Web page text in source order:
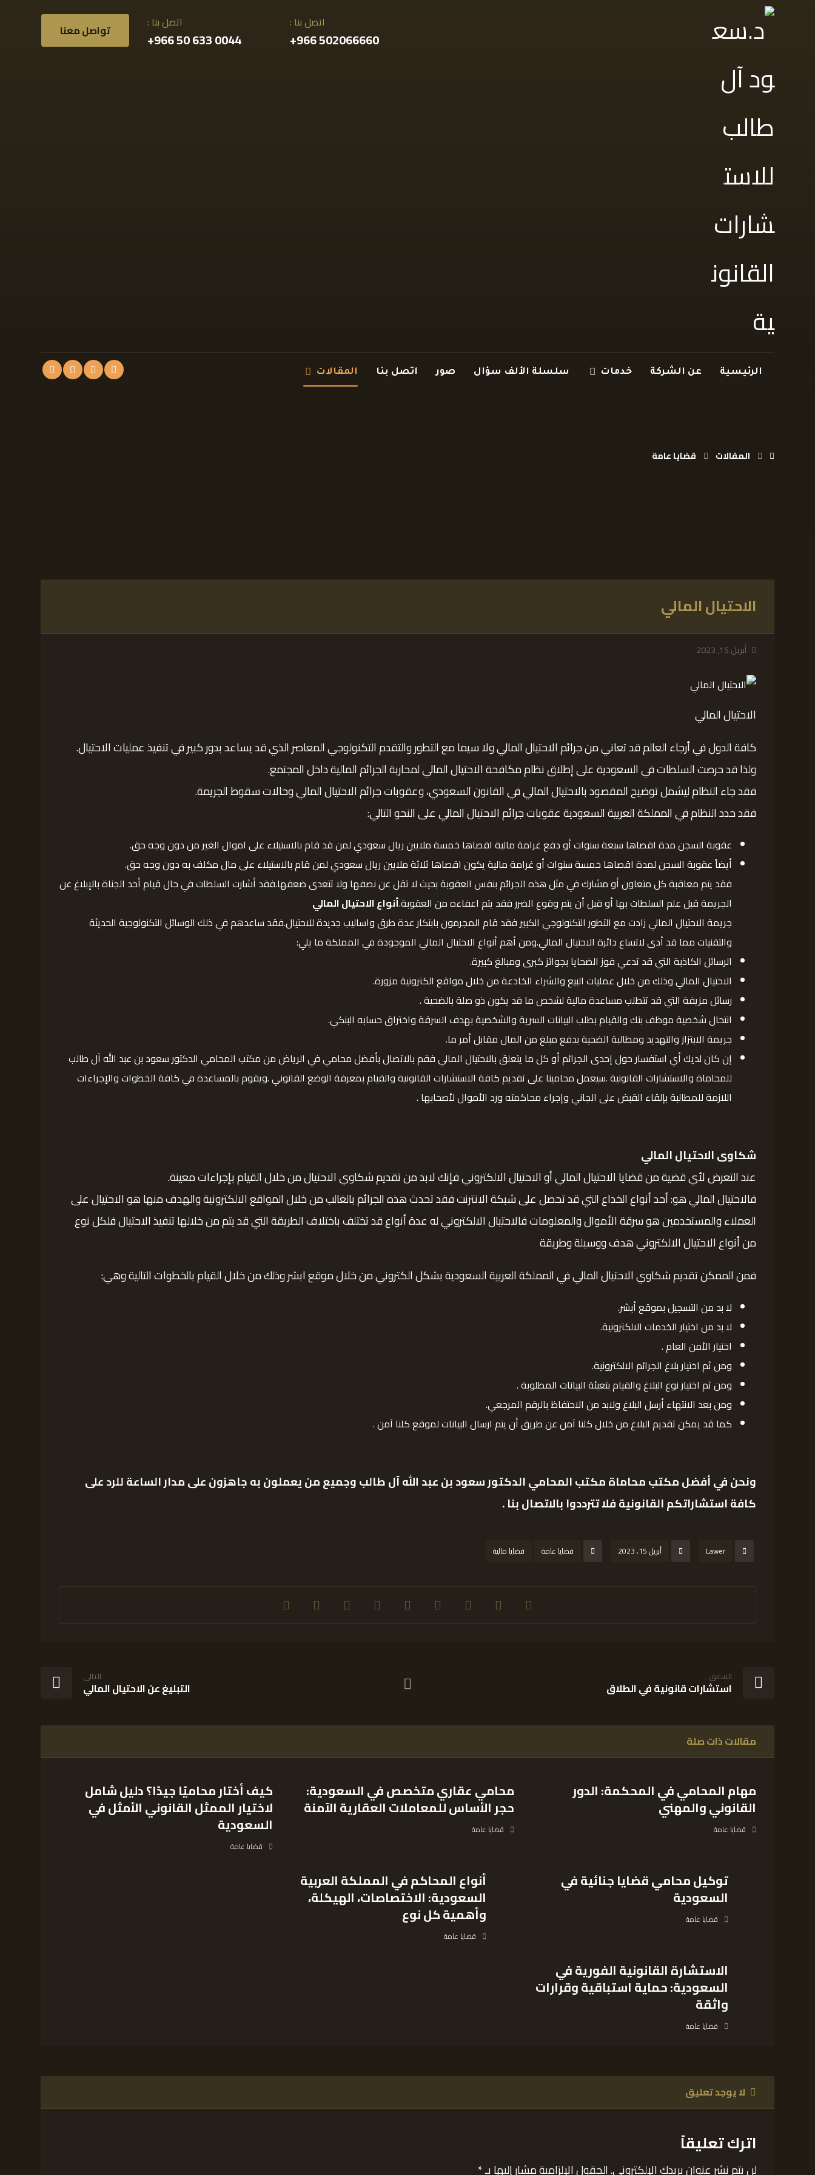
تواصل معنا اتصل بنا :
0044 633 50 966+
اتصل بنا :
502066660 966+
الرئيسية عن الشركة خدمات سلسلة الألف سؤال صور اتصل بنا المقالات
المقالات قضايا عامة
الاحتيال المالي
أبريل 15, 2023
الاحتيال المالي
كافة الدول في أرجاء العالم قد تعاني من جرائم الاحتيال المالي ولا سيما مع التطور والتقدم التكنولوجي المعاصر الذي قد يساعد بدور كبير في تنفيذ عمليات الاحتيال.
ولذا قد حرصت السلطات في السعودية على إطلاق نظام مكافحة الاحتيال المالي لمحاربة الجرائم المالية داخل المجتمع.
فقد جاء النظام ليشمل توضيح المقصود بالاحتيال المالي في القانون السعودي، وعقوبات جرائم الاحتيال المالي وحالات سقوط الجريمة.
فقد حدد النظام في المملكة العربية السعودية عقوبات جرائم الاحتيال المالي على النحو التالي:
عقوبة السجن مدة اقصاها سبعة سنوات أو دفع غرامة مالية اقصاها خمسة ملايين ريال سعودي لمن قد قام بالاستيلاء على اموال الغير من دون وجه حق.
أيضاً عقوبة السجن لمدة اقصاها خمسة سنوات أو غرامة مالية يكون اقصاها ثلاثة ملايين ريال سعودي لمن قام بالاستيلاء على مال مكلف به دون وجه حق.
فقد يتم معاقبة كل متعاون أو مشارك في مثل هذه الجرائم بنفس العقوبة بحيث لا تقل عن نصفها ولا تتعدى ضعفها.فقد أشارت السلطات في حال قيام أحد الجناة بالإبلاغ عن
الجريمة قبل علم السلطات بها أو قبل أن يتم وقوع الضرر فقد يتم اعفاءه من العقوبة.أنواع الاحتيال المالي
جريمة الاحتيال المالي زادت مع التطور التكنولوجي الكبير فقد قام المجرمون بابتكار عدة طرق واساليب جديدة للاحتيال.فقد ساعدهم في ذلك الوسائل التكنولوجية الحديثة
والتقنيات مما قد أدى لاتساع دائرة الاحتيال المالي.ومن أهم أنواع الاحتيال المالي الموجودة في المملكة ما يلي:
الرسائل الكاذبة التي قد تدعي فوز الضحايا بجوائز كبرى ومبالغ كبيرة.
الاحتيال المالي وذلك من خلال عمليات البيع والشراء الخادعة من خلال مواقع الكترونية مزورة.
رسائل مزيفة التي قد تتطلب مساعدة مالية لشخص ما قد يكون ذو صلة بالضحية .
انتحال شخصية موظف بنك والقيام بطلب البيانات السرية والشخصية بهدف السرقة واختراق حسابه البنكي.
جريمة الابتزاز والتهديد ومطالبة الضحية بدفع مبلغ من المال مقابل أمر ما.
إن كان لديك أي استفسار حول إحدى الجرائم أو كل ما يتعلق بالاحتيال المالي فقم بالاتصال بأفضل محامي في الرياض من مكتب المحامي الدكتور سعود بن عبد الله آل طالب
للمحاماة والاستشارات القانونية .سيعمل محامينا على تقديم كافة الاستشارات القانونية والقيام بمعرفة الوضع القانوني .ويقوم بالمساعدة في كافة الخطوات والإجراءات
اللازمة للمطالبة بإلقاء القبض على الجاني وإجراء محاكمته ورد الأموال لأصحابها .
شكاوى الاحتيال المالي
عند التعرض لأي قضية من قضايا الاحتيال المالي أو الاحتيال الالكتروني فإنك لابد من تقديم شكاوي الاحتيال من خلال القيام بإجراءات معينة.
فالاحتيال المالي هو: أحد أنواع الخداع التي قد تحصل على شبكة الانترنت فقد تحدث هذه الجرائم بالغالب من خلال المواقع الالكترونية والهدف منها هو الاحتيال على
العملاء والمستخدمين هو سرقة الأموال والمعلومات فالاحتيال الالكتروني له عدة أنواع قد تختلف باختلاف الطريقة التي قد يتم من خلالها تنفيذ الاحتيال فلكل نوع
من أنواع الاحتيال الالكتروني هدف ووسيلة وطريقة
فمن الممكن تقديم شكاوي الاحتيال المالي في المملكة العربية السعودية بشكل الكتروني من خلال موقع ابشر وذلك من خلال القيام بالخطوات التالية وهي:
لا بد من التسجيل بموقع أبشر.
لا بد من اختيار الخدمات الالكترونية.
اختيار الأمن العام .
ومن ثم اختيار بلاغ الجرائم الالكترونية.
ومن ثم اختيار نوع البلاغ والقيام بتعبئة البيانات المطلوبة .
ومن بعد الانتهاء أرسل البلاغ ولابد من الاحتفاظ بالرقم المرجعي.
كما قد يمكن تقديم البلاغ من خلال كلنا آمن عن طريق أن يتم ارسال البيانات لموقع كلنا آمن .
ونحن في أفضل مكتب محاماةمكتب المحامي الدكتور سعود بن عبد الله آل طالبوجميع من يعملون به جاهزون على مدار الساعة للرد على
كافة استشاراتكم القانونية فلا تترددوا بالاتصال بنا .
Lawer أبريل 15, 2023 قضايا عامة قضايا مالية
السابق
استشارات قانونية في الطلاق
التالى
التبليغ عن الاحتيال المالي
مقالات ذات صلة
مهام المحامي في المحكمة: الدور
القانوني والمهني
قضايا عامة
محامي عقاري متخصص في السعودية:
حجر الأساس للمعاملات العقارية الآمنة
قضايا عامة
كيف أختار محاميًا جيدًا؟ دليل شامل
لاختيار الممثل القانوني الأمثل في
السعودية
قضايا عامة
توكيل محامي قضايا جنائية في
السعودية
قضايا عامة
أنواع المحاكم في المملكة العربية
السعودية: الاختصاصات، الهيكلة،
وأهمية كل نوع
قضايا عامة
الاستشارة القانونية الفورية في
السعودية: حماية استباقية وقرارات
واثقة
قضايا عامة
لا يوجد تعليق
اترك تعليقاً
لن يتم نشر عنوان بريدك الإلكتروني.الحقول الإلزامية مشار إليها بـ*